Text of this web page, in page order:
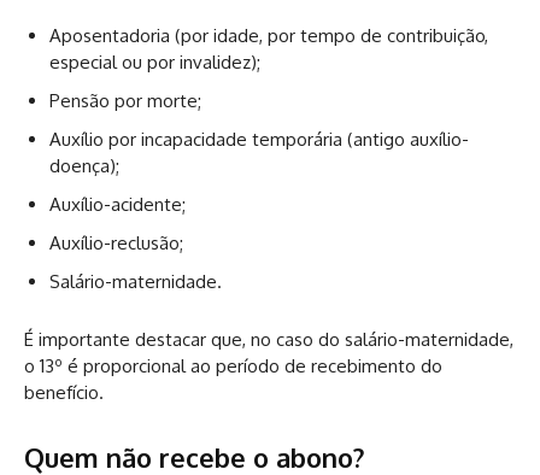
Aposentadoria (por idade, por tempo de contribuição,
especial ou por invalidez);
Pensão por morte;
Auxílio por incapacidade temporária (antigo auxílio-
doença);
Auxílio-acidente;
Auxílio-reclusão;
Salário-maternidade.
É importante destacar que, no caso do salário-maternidade,
o 13º é proporcional ao período de recebimento do
benefício.
Quem não recebe o abono?